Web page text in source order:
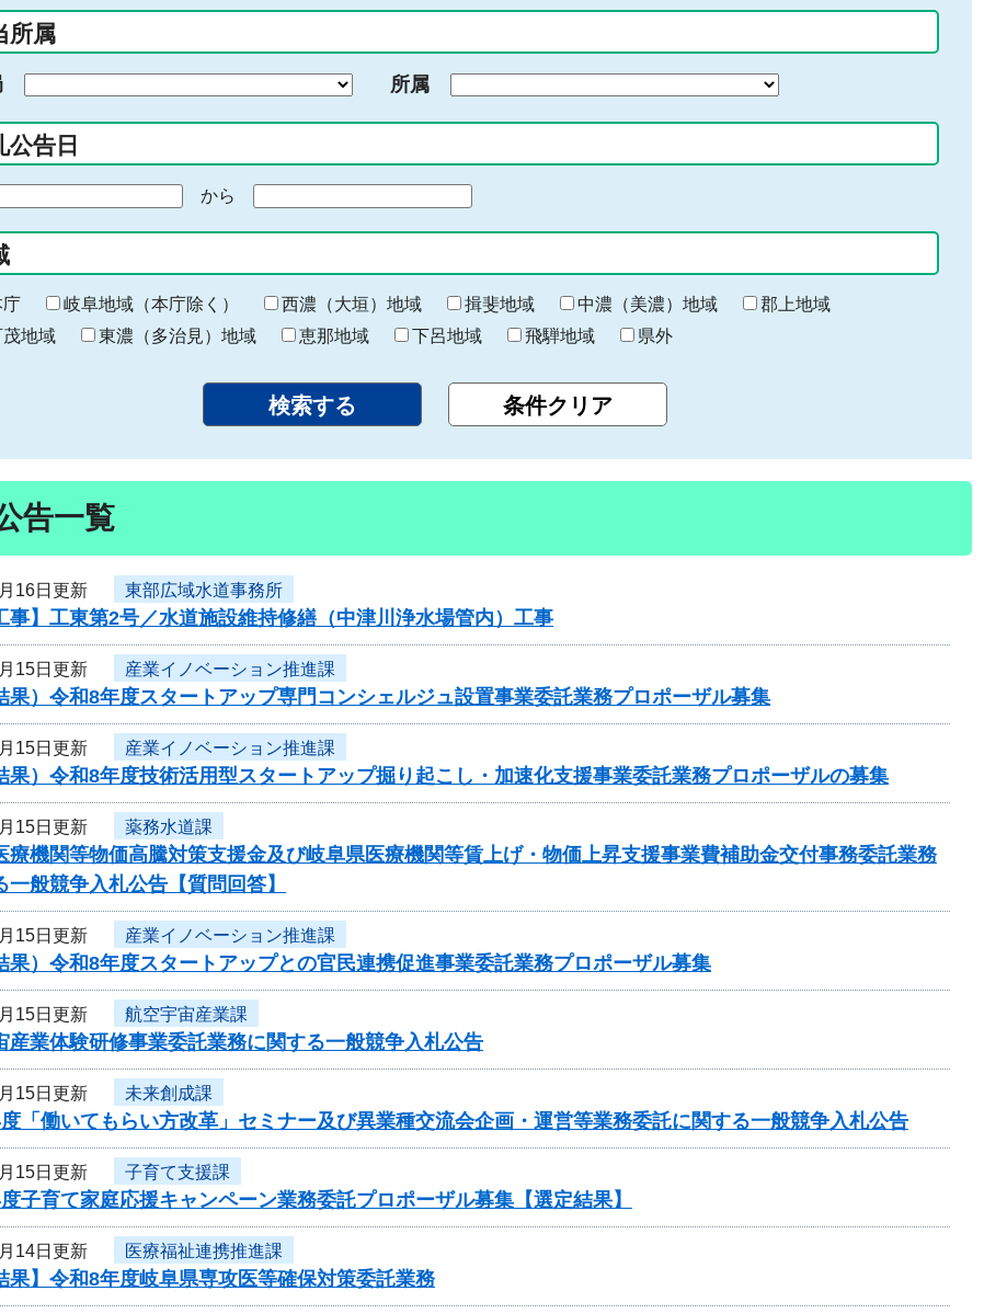
ー
入
力
所属
所属
公告日
から
終
わ
り
庁 岐阜地域（本庁除く） 西濃（大垣）地域 揖斐地域 中濃（美濃）地域
郡上地域
茂地域
東濃（多治見）地域 恵那地域 下呂地域 飛騨地域 県外
告一覧
16日更新 東部広域水道事務所
事】工東第2号／水道施設維持修繕（中津川浄水場管内）工事
15日更新 産業イノベーション推進課
果）令和8年度スタートアップ専門コンシェルジュ設置事業委託業務プロポーザル募集
15日更新 産業イノベーション推進課
果）令和8年度技術活用型スタートアップ掘り起こし・加速化支援事業委託業務プロポーザルの募集
15日更新 薬務水道課
療機関等物価高騰対策支援金及び岐阜県医療機関等賃上げ・物価上昇支援事業費補助金交付事務委託業務
一般競争入札公告【質問回答】
15日更新 産業イノベーション推進課
果）令和8年度スタートアップとの官民連携促進事業委託業務プロポーザル募集
15日更新 航空宇宙産業課
産業体験研修事業委託業務に関する一般競争入札公告
15日更新 未来創成課
「働いてもらい方改革」セミナー及び異業種交流会企画・運営等業務委託に関する一般競争入札公告
15日更新 子育て支援課
子育て家庭応援キャンペーン業務委託プロポーザル募集【選定結果】
14日更新 医療福祉連携推進課
果】令和8年度岐阜県専攻医等確保対策委託業務